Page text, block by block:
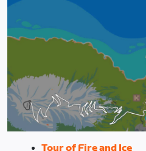
Tour of Fire and Ice